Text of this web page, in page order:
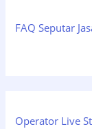
FAQ Seputar
Operator Live